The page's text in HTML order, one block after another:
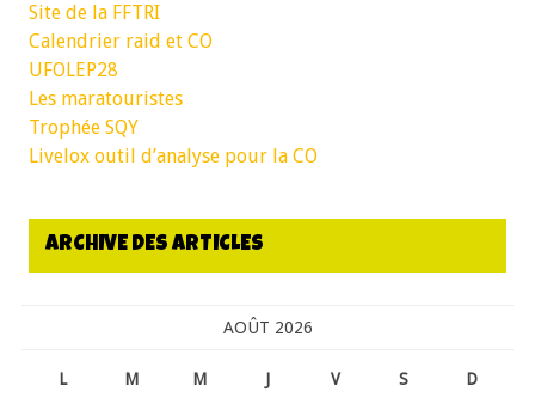
Site de la FFTRI
Calendrier raid et CO
UFOLEP28
Les maratouristes
Trophée SQY
Livelox outil d’analyse pour la CO
ARCHIVE DES ARTICLES
AOÛT 2026
L M M J V S D